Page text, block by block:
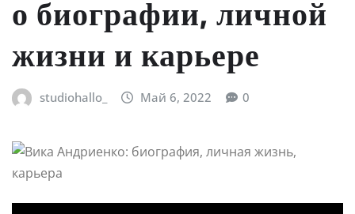
о биографии, личной
жизни и карьере
studiohallo_ Май 6, 2022 0